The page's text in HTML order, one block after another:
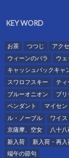
KEY WORD
お茶 つつじ アク
ウィーンのバラ
ウ
キャッシュバックキャ
スワロフスキー
テ
ブルーオニオン
プリ
ペンダント
マイセン
ル・ノーブル
ワイス
京薩摩、空女
八十八
新入荷
新入荷・再
端午の節句